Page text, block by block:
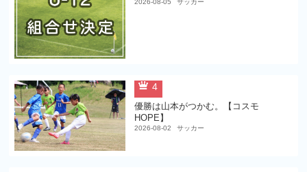
2026-08-05 サッカー
4
優勝は山本がつかむ。【コスモ
HOPE】
2026-08-02 サッカー